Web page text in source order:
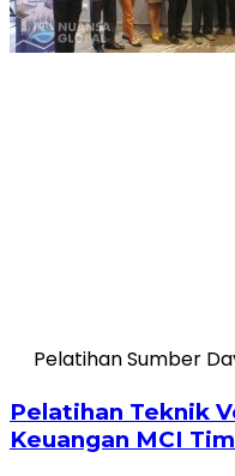
Pelatihan Sumber
Pelatihan Teknik
Keuangan MCI